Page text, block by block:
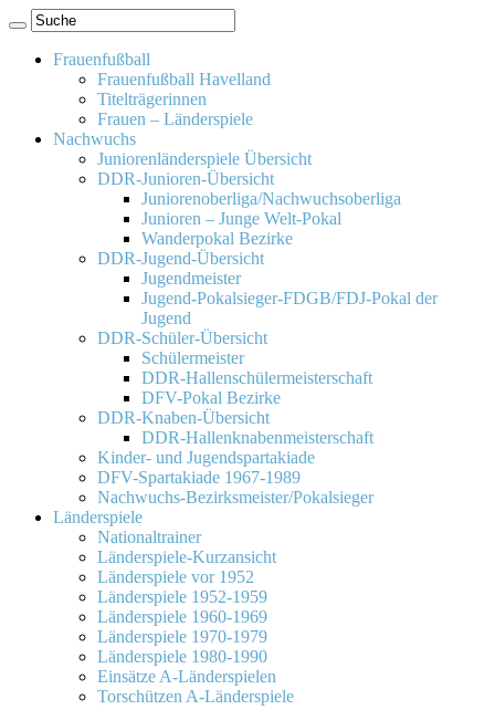
Frauenfußball
Frauenfußball Havelland
Titelträgerinnen
Frauen – Länderspiele
Nachwuchs
Juniorenländerspiele Übersicht
DDR-Junioren-Übersicht
Juniorenoberliga/Nachwuchsoberliga
Junioren – Junge Welt-Pokal
Wanderpokal Bezirke
DDR-Jugend-Übersicht
Jugendmeister
Jugend-Pokalsieger-FDGB/FDJ-Pokal der
Jugend
DDR-Schüler-Übersicht
Schülermeister
DDR-Hallenschülermeisterschaft
DFV-Pokal Bezirke
DDR-Knaben-Übersicht
DDR-Hallenknabenmeisterschaft
Kinder- und Jugendspartakiade
DFV-Spartakiade 1967-1989
Nachwuchs-Bezirksmeister/Pokalsieger
Länderspiele
Nationaltrainer
Länderspiele-Kurzansicht
Länderspiele vor 1952
Länderspiele 1952-1959
Länderspiele 1960-1969
Länderspiele 1970-1979
Länderspiele 1980-1990
Einsätze A-Länderspielen
Torschützen A-Länderspiele